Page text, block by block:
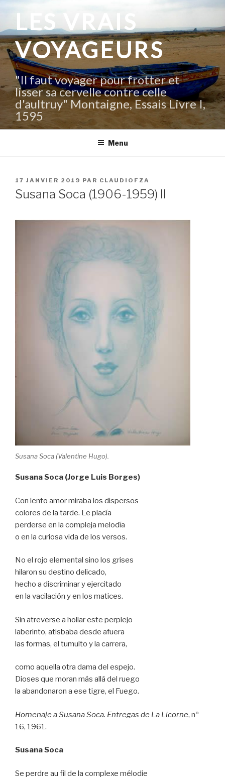
contenu
principal
LES VRAIS
VOYAGEURS
"Il faut voyager pour frotter et
lisser sa cervelle contre celle
d'aultruy" Montaigne, Essais Livre I,
1595
Menu
PUBLIÉ
LE
17 JANVIER 2019 PAR CLAUDIOFZA
Susana Soca (1906-1959) II
Susana Soca (Valentine Hugo).
Susana Soca (Jorge Luis Borges)
Con lento amor miraba los dispersos
colores de la tarde. Le placía
perderse en la compleja melodía
o en la curiosa vida de los versos.
No el rojo elemental sino los grises
hilaron su destino delicado,
hecho a discriminar y ejercitado
en la vacilación y en los matices.
Sin atreverse a hollar este perplejo
laberinto, atisbaba desde afuera
las formas, el tumulto y la carrera,
como aquella otra dama del espejo.
Dioses que moran más allá del ruego
la abandonaron a ese tigre, el Fuego.
Homenaje a Susana Soca. Entregas de La Licorne, nº
16, 1961.
Susana Soca
Se perdre au fil de la complexe mélodie